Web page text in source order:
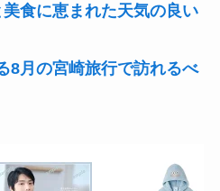
食に恵まれた天気の良い
8月の宮崎旅行で訪れるべ